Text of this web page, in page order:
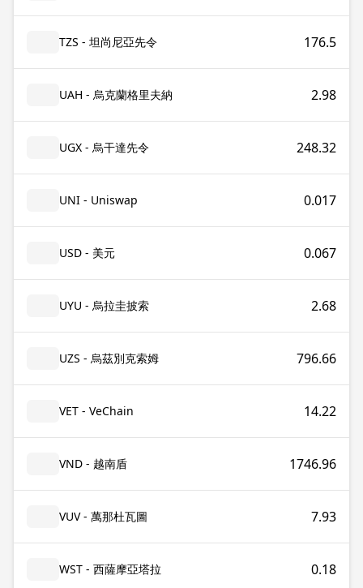
TZS - 坦尚尼亞先令 176.5
UAH - 烏克蘭格里夫納 2.98
UGX - 烏干達先令 248.32
UNI - Uniswap 0.017
USD - 美元 0.067
UYU - 烏拉圭披索 2.68
UZS - 烏茲別克索姆 796.66
VET - VeChain 14.22
VND - 越南盾 1746.96
VUV - 萬那杜瓦圖 7.93
WST - 西薩摩亞塔拉 0.18